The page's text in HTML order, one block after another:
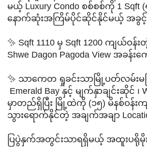
မယ့် Luxury Condo စစ်စစ်ကို 1 Sqft (
နောက်ဆုံးအကြိမ်ပိုင်ဆိုင်နိုင်မယ့် အခွင့်
✨ Sqft 1110 မှ Sqft 1200 ကျယ်ဝန်း
Shwe Dagon Pagoda View အခန်
✨ သာကေတ ရှုခင်းသာမြို့ပတ်လမ်းမက
Emerald Bay နှင့် မျက်နှာချင်းဆိုင် ၊
မှာတည်ရှိပြီး မြို့ထဲကို (၁၅) မိနစ်ဝန်း
သွားရောက်နိုင်တဲ့ အချက်အချာ
ပြပွဲနှက်အတွင်းသာရရှိမယ့် အထူးပရိုမိုးရှ